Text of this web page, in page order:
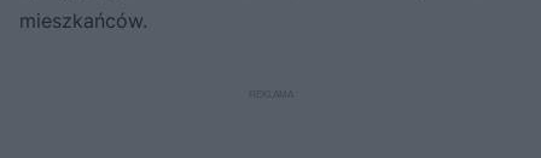
mieszkańców.